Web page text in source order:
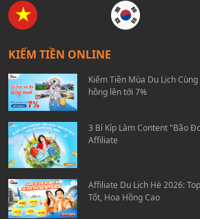
KIẾM TIỀN ONLINE
Kiếm Tiền Mùa Du Lịch
hồng lên tới 7%
3 Bí Kíp Làm Content "Bão
Affiliate
Affiliate Du Lịch Hè 2026:
Tốt, Hoa Hồng Cao